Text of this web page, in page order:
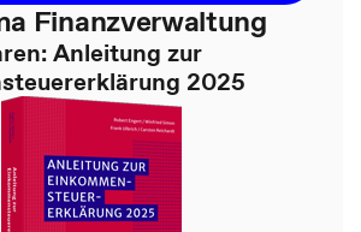
Finanzverwaltung
Anleitung zur
2025